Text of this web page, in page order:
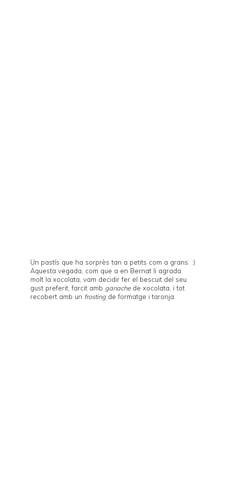
Un pastís que ha sorprès tan a petits com a grans. :)
Aquesta vegada, com que a en Bernat li agrada
molt la xocolata, vam decidir fer el bescuit del seu
gust preferit, farcit amb ganachede xocolata, i tot
recobert amb un frosting de formatge i taronja.